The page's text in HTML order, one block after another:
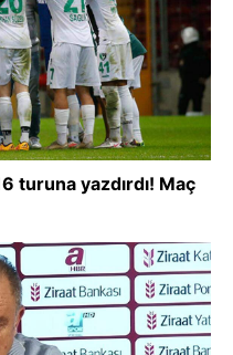
turuna yazdırdı! Maç